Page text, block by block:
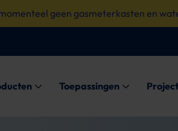
geen gasmeterkasten en
Voor wieSubmenu: Producten
ToepassingenSubmenu: